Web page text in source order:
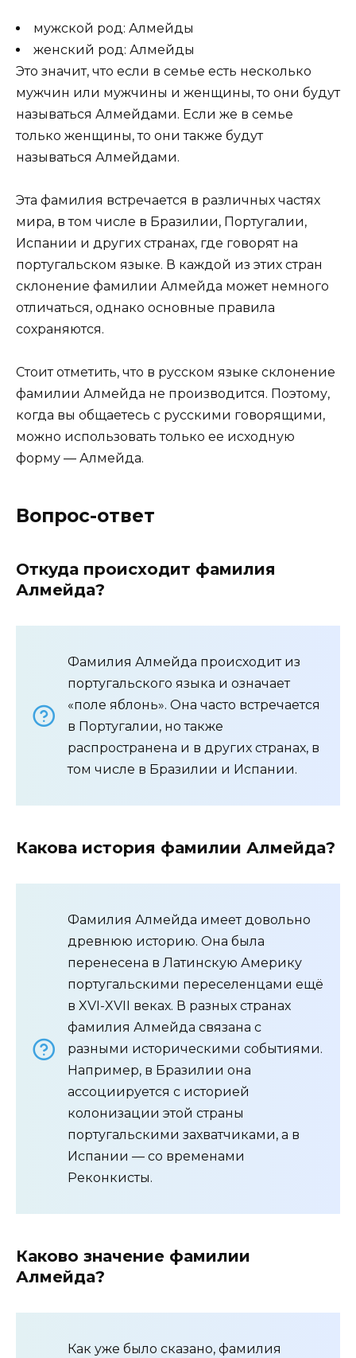
мужской род: Алмейды
женский род: Алмейды
Это значит, что если в семье есть несколько
мужчин или мужчины и женщины, то они будут
называться Алмейдами. Если же в семье
только женщины, то они также будут
называться Алмейдами.
Эта фамилия встречается в различных частях
мира, в том числе в Бразилии, Португалии,
Испании и других странах, где говорят на
португальском языке. В каждой из этих стран
склонение фамилии Алмейда может немного
отличаться, однако основные правила
сохраняются.
Стоит отметить, что в русском языке склонение
фамилии Алмейда не производится. Поэтому,
когда вы общаетесь с русскими говорящими,
можно использовать только ее исходную
форму — Алмейда.
Вопрос-ответ
Откуда происходит фамилия
Алмейда?
Фамилия Алмейда происходит из
португальского языка и означает
«поле яблонь». Она часто встречается
в Португалии, но также
распространена и в других странах, в
том числе в Бразилии и Испании.
Какова история фамилии Алмейда?
Фамилия Алмейда имеет довольно
древнюю историю. Она была
перенесена в Латинскую Америку
португальскими переселенцами ещё
в XVI-XVII веках. В разных странах
фамилия Алмейда связана с
разными историческими событиями.
Например, в Бразилии она
ассоциируется с историей
колонизации этой страны
португальскими захватчиками, а в
Испании — со временами
Реконкисты.
Каково значение фамилии
Алмейда?
Как уже было сказано, фамилия